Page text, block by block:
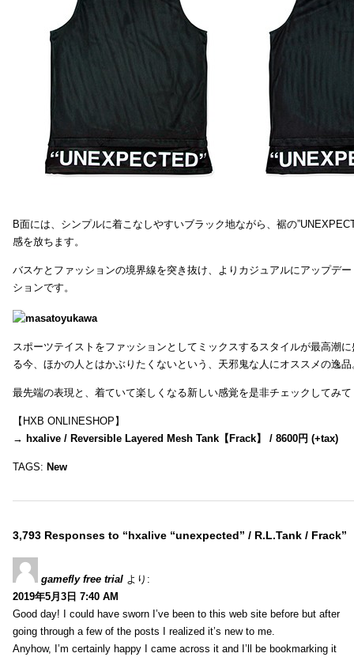
B面には、シンプルに着こなしやすいブラック地ながら、裾の
感を放ちます。
バスケとファッションの境界線を突き抜け、よりカジュアルにアップデ
ションです。
スポーツテイストをファッションとしてミックスするスタイルが最高潮
る今、ほかの人とはかぶりたくないという、天邪鬼な人にオススメの逸品
最先端の表現と、着ていて楽しくなる新しい感覚を是非チェックしてみ
【HXB ONLINESHOP】
→ hxalive / Reversible Layered Mesh Tank【Frack】 / 8600円 (+tax)
TAGS: New
3,793 Responses to “hxalive “unexpected” / R.L.Tank / Frack”
gamefly free trial より:
2019年5月3日 7:40 AM
Good day! I could have sworn I’ve been to this web site before but after
going through a few of the posts I realized it’s new to me.
Anyhow, I’m certainly happy I came across it and I’ll be bookmarking it